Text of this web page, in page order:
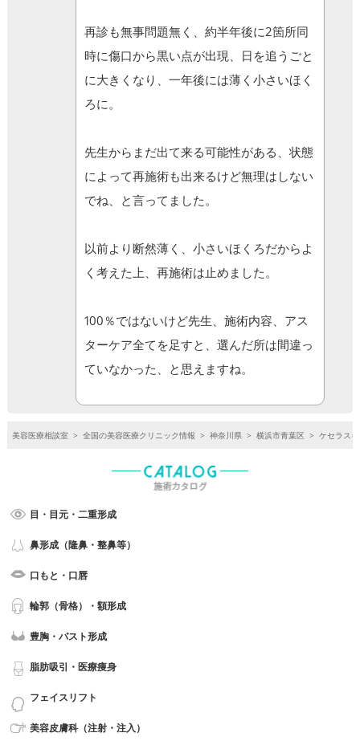
再診も無事問題無く、約半年後に2箇所同
時に傷口から黒い点が出現、日を追うごと
に大きくなり、一年後には薄く小さいほく
ろに。
先生からまだ出て来る可能性がある、状態
によって再施術も出来るけど無理はしない
でね、と言ってました。
以前より断然薄く、小さいほくろだからよ
く考えた上、再施術は止めました。
100％ではないけど先生、施術内容、アス
ターケア全てを足すと、選んだ所は間違っ
ていなかった、と思えますね。
美容医療相談室 > 全国の美容医療クリニック情報 > 神奈川県 > 横浜市青葉区 > ケセラス
目・目元・二重形成
鼻形成（隆鼻・整鼻等）
口もと・口唇
輪郭（骨格）・額形成
豊胸・バスト形成
脂肪吸引・医療痩身
フェイスリフト
美容皮膚科（注射・注入）